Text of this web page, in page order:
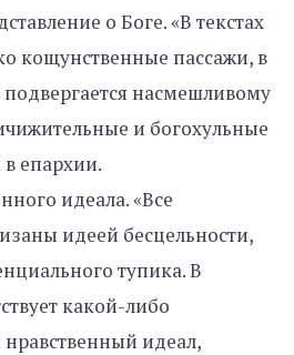
о Боге. «В текстах
кощунственные пассажи, в
насмешливому
и богохульные
епархии.
идеала. «Все
идеей бесцельности,
тупика. В
какой-либо
идеал,